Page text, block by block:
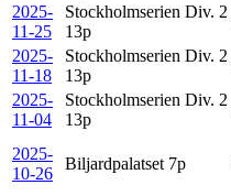
2025-
11-25
Stockholmserien Div. 2
13p
2025-
11-18
Stockholmserien Div. 2
13p
2025-
11-04
Stockholmserien Div. 2
13p
2025-
10-26
Biljardpalatset 7p